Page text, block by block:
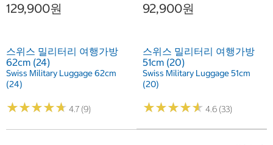
129,900원
스위스 밀리터리 여행가방
62cm (24)
Swiss Military Luggage 62cm
(24)
★★★★★
★★★★★ 4.7 (9)
92,900원
스위스 밀리터리 여행가방
51cm (20)
Swiss Military Luggage 51cm
(20)
★★★★★
★★★★★ 4.6 (33)